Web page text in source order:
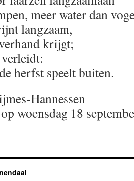
meer water dan
langzaam,
krijgt;
herfst speelt buiten.
Hannessen
woensdag 18